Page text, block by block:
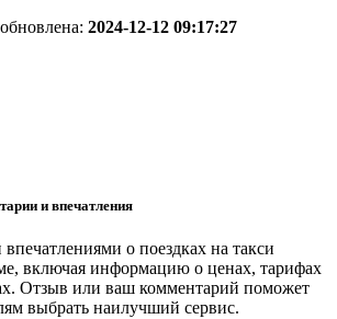
2024-12-12 09:17:27
и впечатления
о поездках на такси
включая информацию о ценах, тарифах
Отзыв или ваш комментарий поможет
выбрать наилучший сервис.